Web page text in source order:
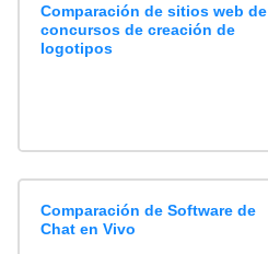
Comparación de sitios web de
concursos de creación de
logotipos
Comparación de Software de
Chat en Vivo